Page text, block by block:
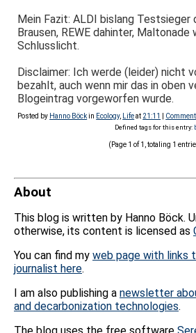
Mein Fazit: ALDI bislang Testsieger
Brausen, REWE dahinter, Maltonade
Schlusslicht.
Disclaimer: Ich werde (leider) nicht
bezahlt, auch wenn mir das in oben
Blogeintrag vorgeworfen wurde.
Posted by Hanno Böckin Ecology, Lifeat 21:11
Defined tags for this entry:
(Page 1 of 1, totaling 1
About
This blog is written by Hanno Böck.
otherwise, its content is licensed as
You can find my web page with links
journalist here.
I am also publishing a newsletter
and decarbonization technologies.